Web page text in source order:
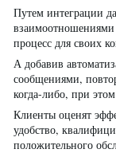
Путем интеграции
процесс для своих
А добавив
сообщениями,
когда-либо, при
Клиенты оценят
удобство,
положительного